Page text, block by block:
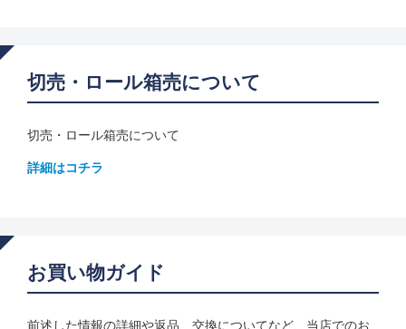
切売・ロール箱売について
切売・ロール箱売について
詳細はコチラ
お買い物ガイド
前述した情報の詳細や返品、交換についてなど、当店でのお